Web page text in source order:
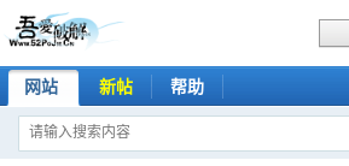
网站 新帖 帮助